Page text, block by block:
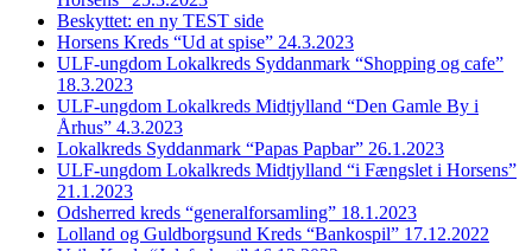
Beskyttet: en ny TEST side
Horsens Kreds “Ud at spise” 24.3.2023
ULF-ungdom Lokalkreds Syddanmark “Shopping og cafe”
18.3.2023
ULF-ungdom Lokalkreds Midtjylland “Den Gamle By i
Århus” 4.3.2023
Lokalkreds Syddanmark “Papas Papbar” 26.1.2023
ULF-ungdom Lokalkreds Midtjylland “i Fængslet i Horsens”
21.1.2023
Odsherred kreds “generalforsamling” 18.1.2023
Lolland og Guldborgsund Kreds “Bankospil” 17.12.2022